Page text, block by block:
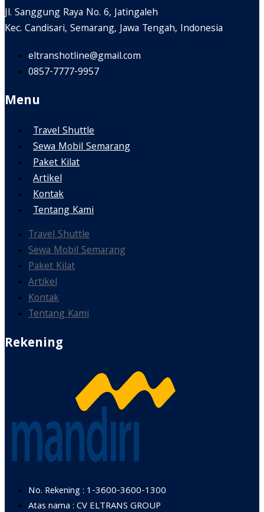
Jl. Sanggung Raya No. 6, Jatingaleh
Kec. Candisari, Semarang, Jawa Tengah, Indonesia
eltranshotline@gmail.com
0857-7777-9957
Menu
Travel Shuttle
Sewa Mobil Semarang
Paket Kilat
Artikel
Kontak
Tentang Kami
Travel Shuttle
Sewa Mobil Semarang
Paket Kilat
Artikel
Kontak
Tentang Kami
Rekening
No. Rekening : 1-3600-3600-1300
Atas nama : CV ELTRANS GROUP